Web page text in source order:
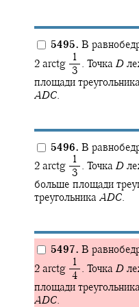
5495. В
2 arctg ‍
‍ 1
‍ 3
. Точка D
площади треугольника
ADC.
5496. В
2 arctg ‍
‍ 1
‍ 3
. Точка D
больше площади
треугольника ADC.
5497. В
2 arctg ‍
‍ 1
‍ 4
. Точка D
площади треугольника
ADC.